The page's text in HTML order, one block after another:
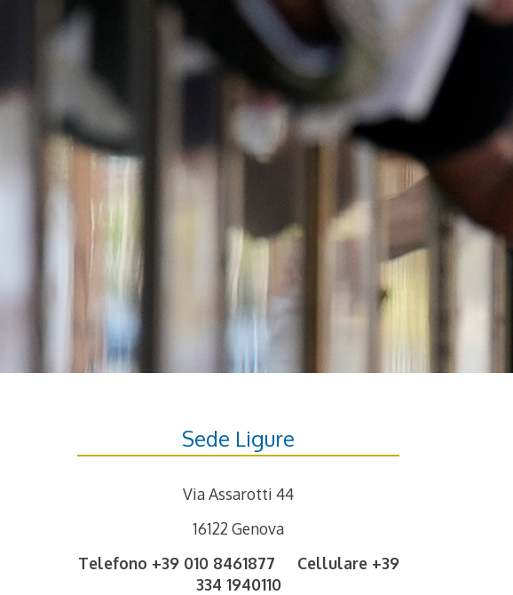
Sede Ligure
Via Assarotti 44
16122 Genova
Telefono +39 010 8461877 Cellulare +39
334 1940110